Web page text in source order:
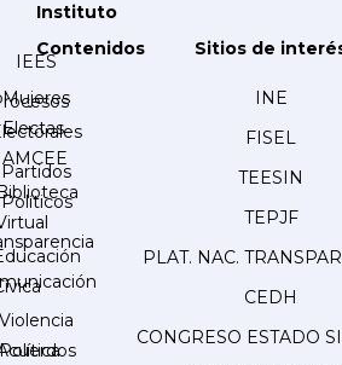
Instituto
IEES
Partidos
Políticos
Contenidos
Mujeres
Electas
AMCEE
Violencia
Política
Sitios de
INE
FISEL
TEESIN
TEPJF
PLAT. NAC.
CEDH
CONGRESO ESTADO